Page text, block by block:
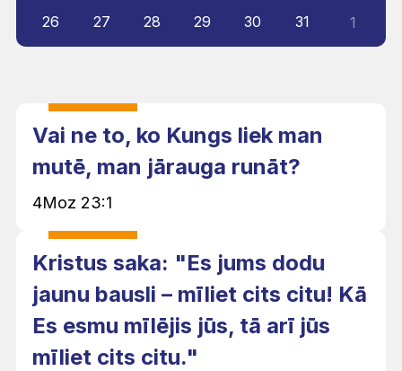
Vai ne to, ko Kungs liek man
mutē, man jārauga runāt?
4Moz 23:1
Kristus saka: "Es jums dodu
jaunu bausli – mīliet cits citu! Kā
Es esmu mīlējis jūs, tā arī jūs
mīliet cits citu."
26
27 28 29 30 31 1